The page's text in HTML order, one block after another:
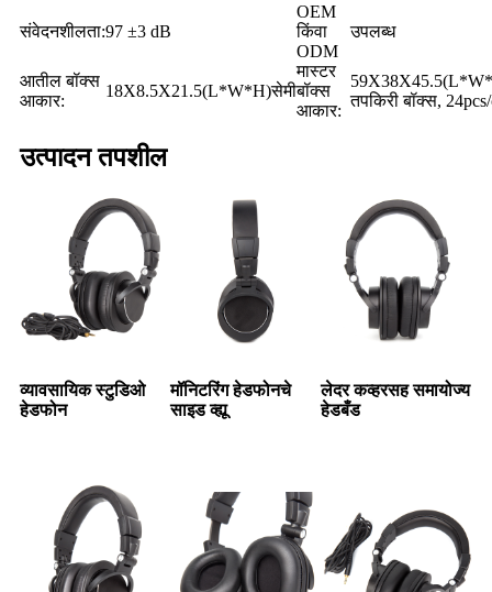
संवेदनशीलता:97 ±3 dB
OEM
किंवा
ODM
उपलब्ध
आतील बॉक्स
आकार:
18X8.5X21.5(L*W*H)सेमी
मास्टर
बॉक्स
आकार:
तपकिरी बॉक्स,
उत्पादन तपशील
व्यावसायिक स्टुडिओ
हेडफोन
मॉनिटरिंग हेडफोनचे
साइड व्ह्यू
लेदर कव्हरसह समायोज्य
हेडबँड